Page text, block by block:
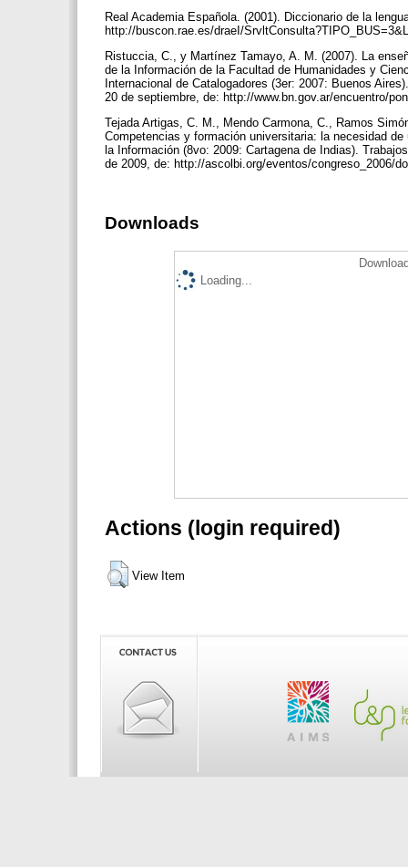
Real Academia Española. (2001). Diccionario de la
http://buscon.rae.es/draeI/
Ristuccia, C., y Martínez Tamayo, A. M. (2007). La
de la Información de la Facultad de Humanidades y
Internacional de Catalogadores (3er: 2007: Buenos
20 de septiembre, de: http://www.bn.gov.ar/encuentro/
Tejada Artigas, C. M., Mendo Carmona, C., Ramos
Competencias y formación universitaria: la necesidad
la Información (8vo: 2009: Cartagena de Indias).
de 2009, de: http://ascolbi.org/eventos/congreso_2006/
Downloads
Loading...
Actions (login required)
View Item